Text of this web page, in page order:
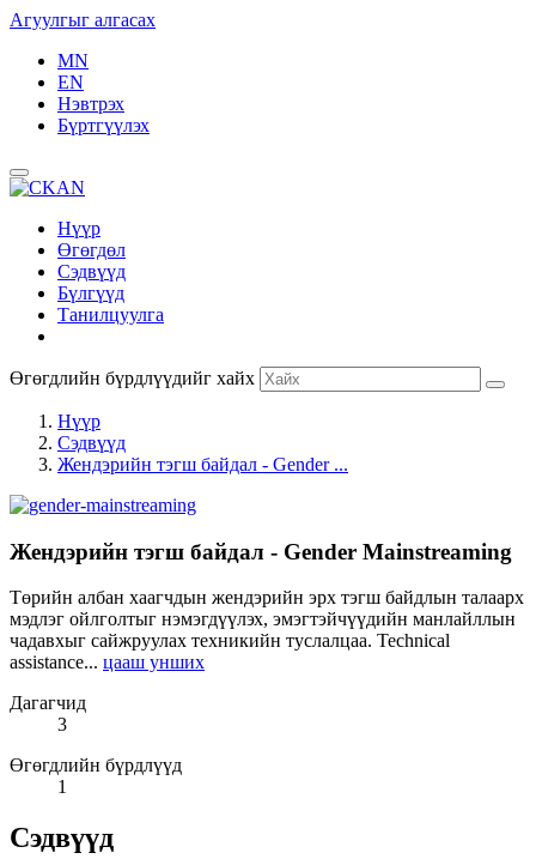
Агуулгыг алгасах
MN
EN
Нэвтрэх
Бүртгүүлэх
Нүүр
Өгөгдөл
Сэдвүүд
Бүлгүүд
Танилцуулга
Өгөгдлийн бүрдлүүдийг хайх
Нүүр
Сэдвүүд
Жендэрийн тэгш байдал - Gender ...
Жендэрийн тэгш байдал - Gender Mainstreaming
Төрийн албан хаагчдын жендэрийн эрх тэгш байдлын талаарх
мэдлэг ойлголтыг нэмэгдүүлэх, эмэгтэйчүүдийн манлайллын
чадавхыг сайжруулах техникийн туслалцаа. Technical
assistance... цааш унших
Дагагчид
3
Өгөгдлийн бүрдлүүд
1
Сэдвүүд